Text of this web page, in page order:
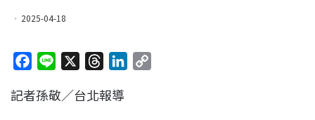
2025-04-18
c
n
r
記者孫敬／台北報導